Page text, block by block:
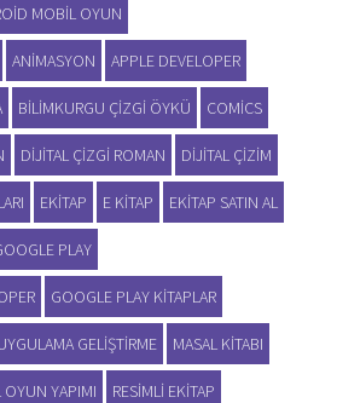
MOBIL OYUN
ANIMASYON APPLE DEVELOPER
BILIMKURGU ÇIZGI ÖYKÜ COMICS
DIJITAL ÇIZGI ROMAN DIJITAL ÇIZIM
EKITAP E KITAP EKITAP SATIN AL
PLAY
GOOGLE PLAY KITAPLAR
GELIŞTIRME MASAL KITABI
OYUN YAPIMI RESIMLI EKITAP